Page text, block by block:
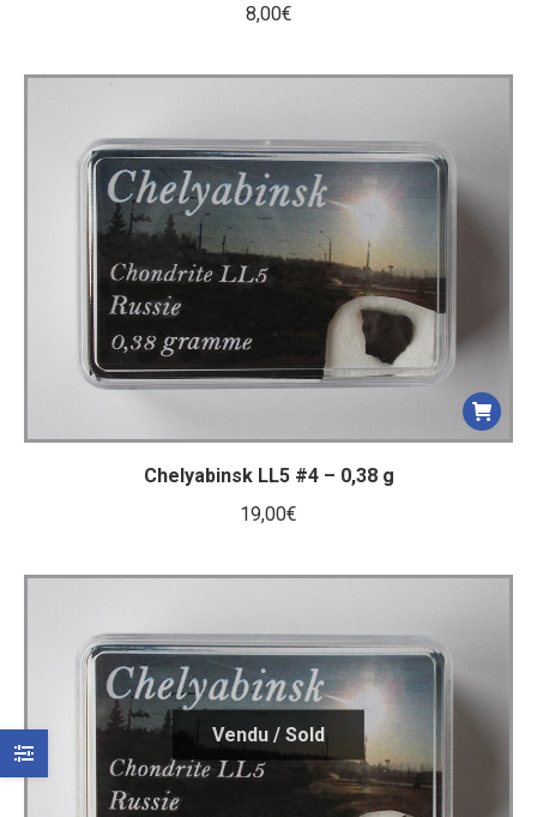
8,00€
Chelyabinsk LL5 #4 – 0,38 g
19,00€